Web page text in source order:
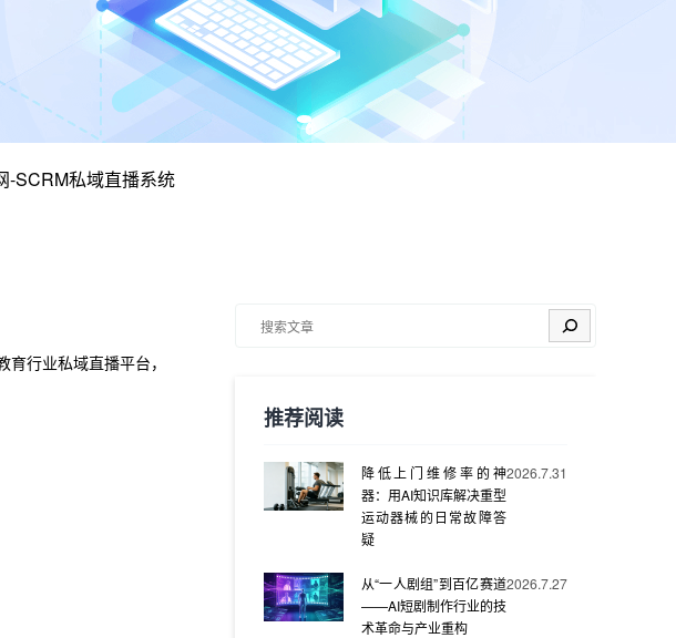
-SCRM私域直播系统
行业私域直播平台，
搜索
推荐阅读
降低上门维修率的神
器：用AI知识库解决重型
运动器械的日常故障答
疑
2026.7.31
从“一人剧组”到百亿赛道
——AI短剧制作行业的技
术革命与产业重构
2026.7.27